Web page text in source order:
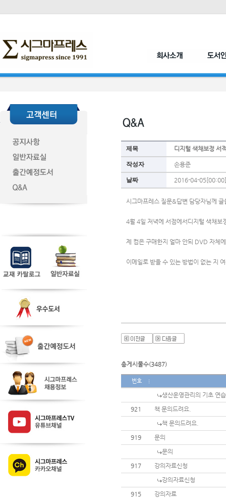
제목 디지털 색채보정 서
작성자 손용준
날짜 2016-04-05[00:00]
시그마프레스 질문&답변 담당자님께 글
4월 4일 저녁에 서점에서디지털 색채
제 컴은 구매한지 얼마 안되 DVD 자체
이메일로 받을 수 있는 방법이 없는 지
총게시물수(3487)
번호
생산운영관리의 기초 연
921
책 문의드려요.
책 문의드려요.
919
문의
문의
917
강의자료신청
강의자료신청
915
강의자료